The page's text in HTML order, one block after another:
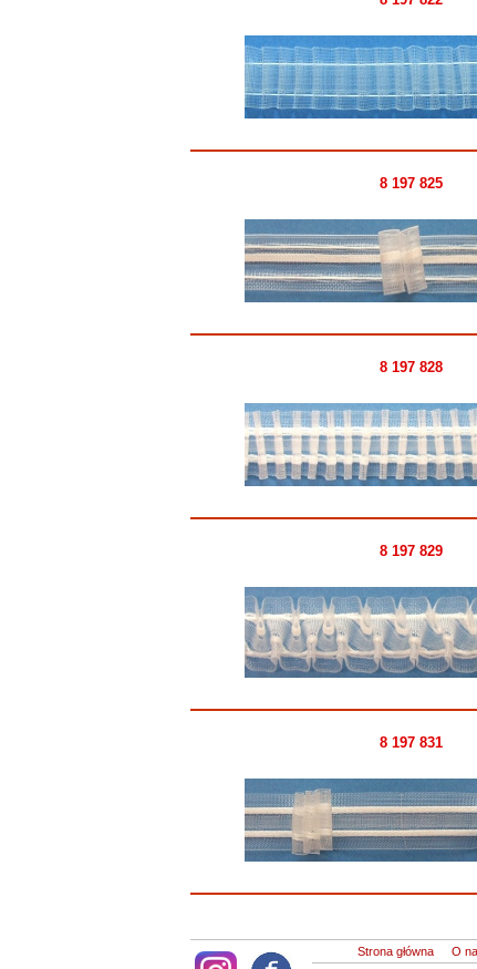
8 197 825
8 197 828
8 197 829
8 197 831
Strona główna O